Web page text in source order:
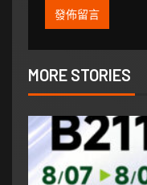
MORE STORIES